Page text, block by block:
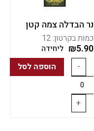
נר הבדלה צמה קטן
כמות בקרטון: 12
₪5.90 ליחידה
-
+
הוספה לסל